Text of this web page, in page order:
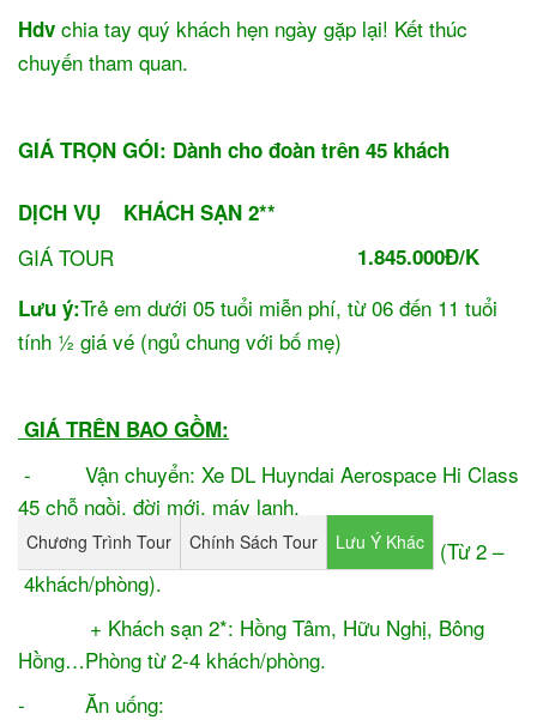
Chương Trình Tour Chính Sách Tour Lưu Ý Khác
Hdv chia tay quý khách hẹn ngày gặp lại! Kết thúc
chuyến tham quan.
GIÁ TRỌN GÓI: Dành cho đoàn trên 45 khách
DỊCH VỤ KHÁCH SẠN 2**
GIÁ TOUR
1.845.000Đ/K
Lưu ý:Trẻ em dưới 05 tuổi miễn phí, từ 06 đến 11 tuổi
tính ½ giá vé (ngủ chung với bố mẹ)
GIÁ TRÊN BAO GỒM:
- Vận chuyển: Xe DL Huyndai Aerospace Hi Class
45 chỗ ngồi, đời mới, máy lạnh.
- Lưu trú: Khách sạn 2* đầy đủ tiện nghi. (Từ 2 –
4khách/phòng).
+ Khách sạn 2*: Hồng Tâm, Hữu Nghị, Bông
Hồng…Phòng từ 2-4 khách/phòng.
- Ăn uống: